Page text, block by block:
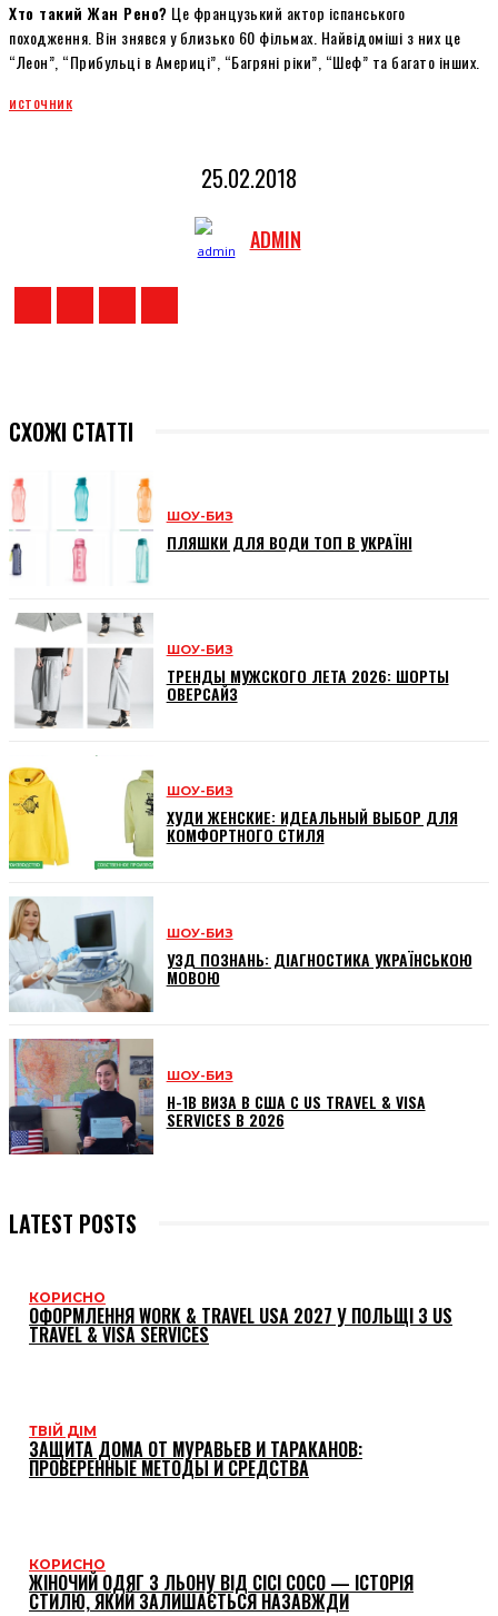
Хто такий Жан Рено? Це французький актор іспанського
походження. Він знявся у близько 60 фільмах. Найвідоміші з них це
“Леон”, “Прибульці в Америці”, “Багряні ріки”, “Шеф” та багато інших.
источник
25.02.2018
ADMIN
СХОЖІ СТАТТІ
ШОУ-БИЗ
ПЛЯШКИ ДЛЯ ВОДИ ТОП В УКРАЇНІ
ШОУ-БИЗ
ТРЕНДЫ МУЖСКОГО ЛЕТА 2026: ШОРТЫ
ОВЕРСАЙЗ
ШОУ-БИЗ
ХУДИ ЖЕНСКИЕ: ИДЕАЛЬНЫЙ ВЫБОР ДЛЯ
КОМФОРТНОГО СТИЛЯ
ШОУ-БИЗ
УЗД ПОЗНАНЬ: ДІАГНОСТИКА УКРАЇНСЬКОЮ
МОВОЮ
ШОУ-БИЗ
H-1B ВИЗА В США С US TRAVEL & VISA
SERVICES В 2026
LATEST POSTS
КОРИСНО
ОФОРМЛЕННЯ WORK & TRAVEL USA 2027 У ПОЛЬЩІ З US
TRAVEL & VISA SERVICES
ТВІЙ ДІМ
ЗАЩИТА ДОМА ОТ МУРАВЬЕВ И ТАРАКАНОВ:
ПРОВЕРЕННЫЕ МЕТОДЫ И СРЕДСТВА
КОРИСНО
ЖІНОЧИЙ ОДЯГ З ЛЬОНУ ВІД CICI COCO — ІСТОРІЯ
СТИЛЮ, ЯКИЙ ЗАЛИШАЄТЬСЯ НАЗАВЖДИ